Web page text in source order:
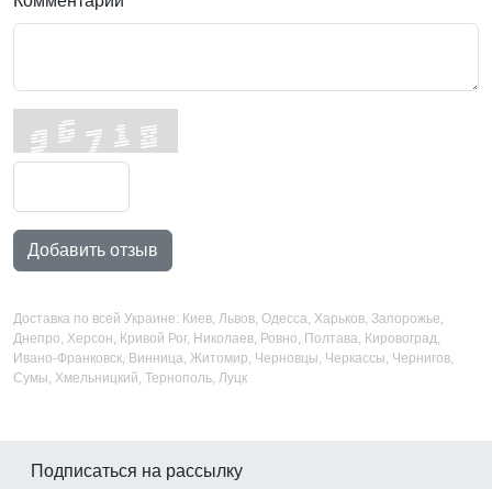
Добавить отзыв
Доставка по всей Украине: Киев, Львов, Одесса, Харьков, Запорожье,
Днепро, Херсон, Кривой Рог, Николаев, Ровно, Полтава, Кировоград,
Ивано-Франковск, Винница, Житомир, Черновцы, Черкассы, Чернигов,
Сумы, Хмельницкий, Тернополь, Луцк
Подписаться на рассылку